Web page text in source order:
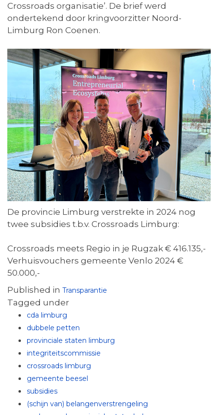
Crossroads organisatie’. De brief werd
ondertekend door kringvoorzitter Noord-
Limburg Ron Coenen.
De provincie Limburg verstrekte in 2024 nog
twee subsidies t.b.v. Crossroads Limburg:
Crossroads meets Regio in je Rugzak € 416.135,-
Verhuisvouchers gemeente Venlo 2024 €
50.000,-
Published in Transparantie
Tagged under
cda limburg
dubbele petten
provinciale staten limburg
integriteitscommissie
crossroads limburg
gemeente beesel
subsidies
(schijn van) belangenverstrengeling